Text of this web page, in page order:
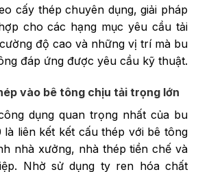
cấy thép chuyên dụng, giải pháp
cho các hạng mục yêu cầu tải
độ cao và những vị trí mà bu
đáp ứng được yêu cầu kỹ thuật.
vào bê tông chịu tải trọng lớn
dụng quan trọng nhất của bu
là liên kết kết cấu thép với bê tông
nhà xưởng, nhà thép tiền chế và
Nhờ sử dụng ty ren hóa chất